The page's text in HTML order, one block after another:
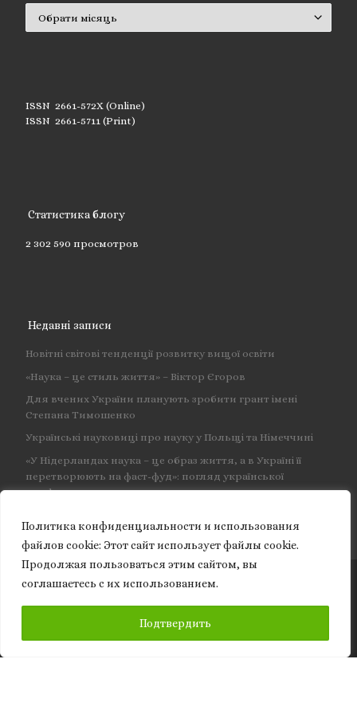
Политика конфиденциальности и использования
файлов сookie: Этот сайт использует файлы cookie.
Продолжая пользоваться этим сайтом, вы
соглашаетесь с их использованием.
Подтвердить
ISSN 2661-572X (Online)
ISSN 2661-5711 (Print)
Статистика блогу
2 302 590 просмотров
Недавні записи
Новітні світові тенденції розвитку вищої освіти
«Наука – це стиль життя» – Віктор Єгоров
Для вчених України планують зробити грант імені
Степана Тимошенко
Українські науковиці про науку у Польщі та Німеччині
«У Нідерландах наука – це образ життя, а в Україні її
перетворюють на фаст-фуд»: погляд української
професорки
© 2026Granite of science– Усі права захищено